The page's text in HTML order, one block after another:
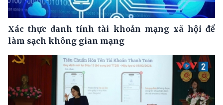
Xác thực danh tính tài khoản mạng xã hội để
làm sạch không gian mạng